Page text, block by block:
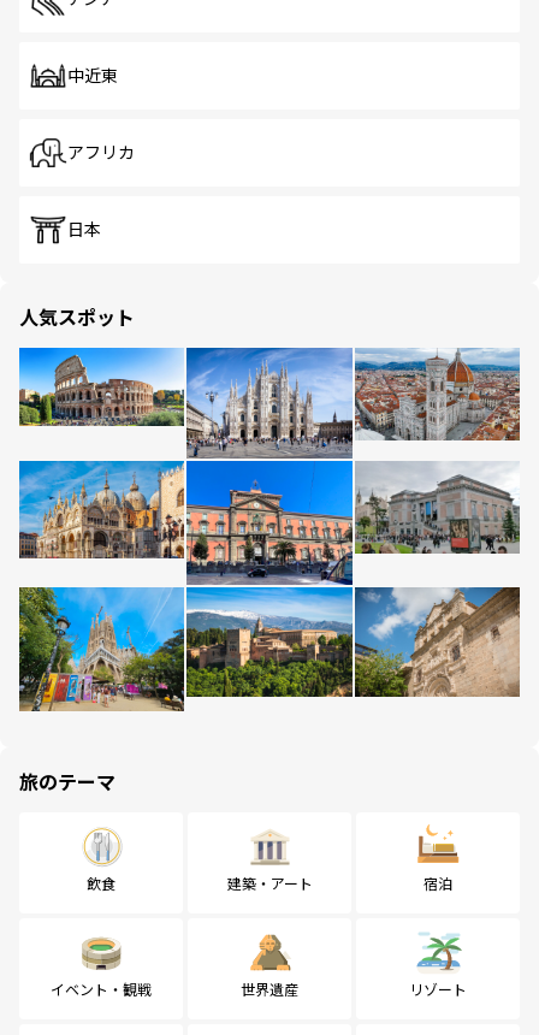
中近東
アフリカ
日本
人気スポット
旅のテーマ
飲食 建築・アート 宿泊
イベント・観戦 世界遺産 リゾート